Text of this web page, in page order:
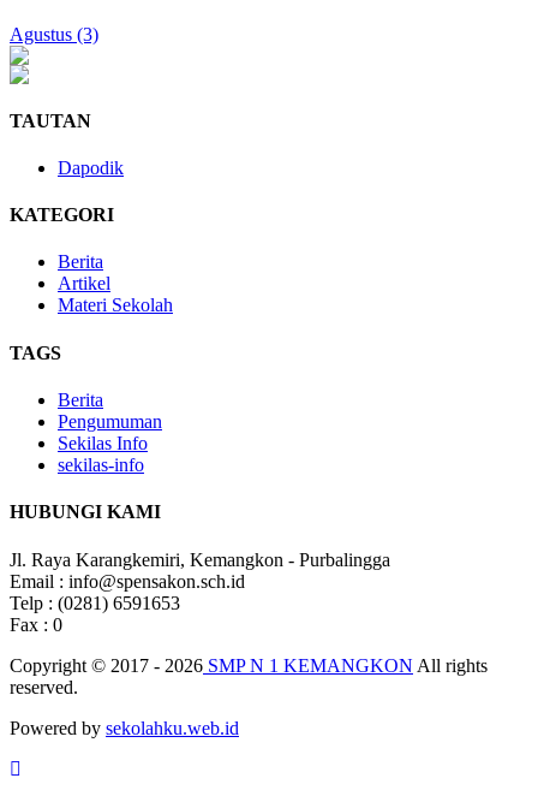
Agustus (3)
TAUTAN
Dapodik
KATEGORI
Berita
Artikel
Materi Sekolah
TAGS
Berita
Pengumuman
Sekilas Info
sekilas-info
HUBUNGI KAMI
Jl. Raya Karangkemiri, Kemangkon - Purbalingga
Email : info@spensakon.sch.id
Telp : (0281) 6591653
Fax : 0
Copyright © 2017 - 2026 SMP N 1 KEMANGKON All rights
reserved.
Powered by sekolahku.web.id